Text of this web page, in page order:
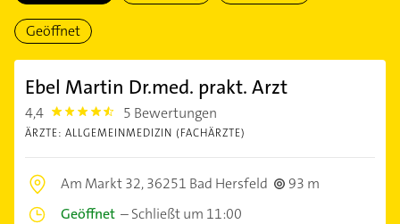
Geöffnet
Ebel Martin Dr.med. prakt. Arzt
4,4 4.4 5 Bewertungen
ÄRZTE: ALLGEMEINMEDIZIN (FACHÄRZTE)
Am Markt 32,36251 Bad Hersfeld
93 m
Geöffnet –Schließt um 11:00